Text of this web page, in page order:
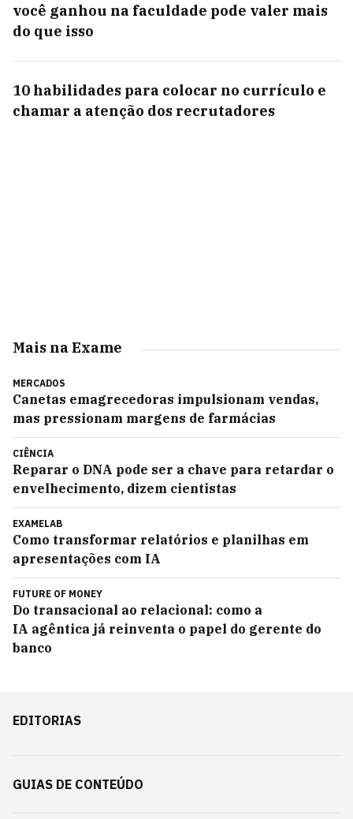
você ganhou na faculdade pode valer mais
do que isso
10 habilidades para colocar no currículo e
chamar a atenção dos recrutadores
Mais na Exame
MERCADOS
Canetas emagrecedoras impulsionam vendas,
mas pressionam margens de farmácias
CIÊNCIA
Reparar o DNA pode ser a chave para retardar o
envelhecimento, dizem cientistas
EXAMELAB
Como transformar relatórios e planilhas em
apresentações com IA
FUTURE OF MONEY
Do transacional ao relacional: como a
IA agêntica já reinventa o papel do gerente do
banco
EDITORIAS
GUIAS DE CONTEÚDO